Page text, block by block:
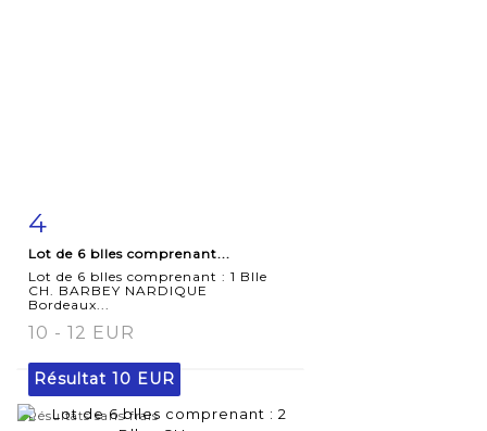
4
Lot de 6 blles comprenant...
Lot de 6 blles comprenant : 1 Blle
CH. BARBEY NARDIQUE
Bordeaux...
10 - 12 EUR
Résultat 10 EUR
Résultats sans frais